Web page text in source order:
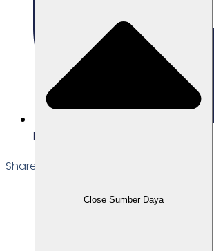
Close Sumber Daya
Edited: 13/07/2026
Share the Post: